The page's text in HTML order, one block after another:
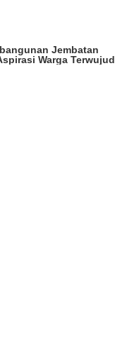
Jembatan
Warga Terwujud